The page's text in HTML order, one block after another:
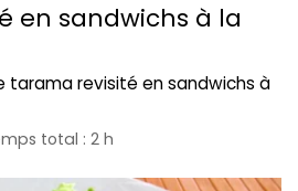
en sandwichs à la
tarama revisité en sandwichs à
total : 2 h